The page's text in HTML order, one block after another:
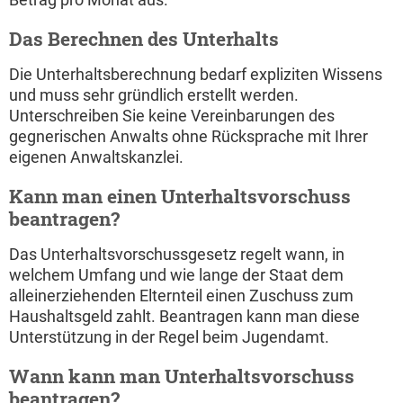
Das Berechnen des Unterhalts
Die Unterhaltsberechnung bedarf expliziten Wissens
und muss sehr gründlich erstellt werden.
Unterschreiben Sie keine Vereinbarungen des
gegnerischen Anwalts ohne Rücksprache mit Ihrer
eigenen Anwaltskanzlei.
Kann man einen Unterhaltsvorschuss
beantragen?
Das Unterhaltsvorschussgesetz regelt wann, in
welchem Umfang und wie lange der Staat dem
alleinerziehenden Elternteil einen Zuschuss zum
Haushaltsgeld zahlt. Beantragen kann man diese
Unterstützung in der Regel beim Jugendamt.
Wann kann man Unterhaltsvorschuss